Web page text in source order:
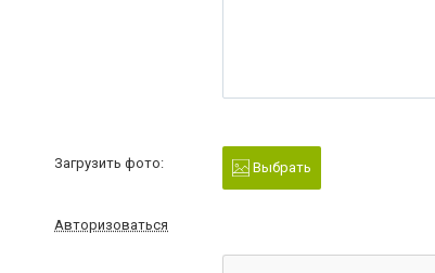
Загрузить фото: Выбрать
Авторизоваться